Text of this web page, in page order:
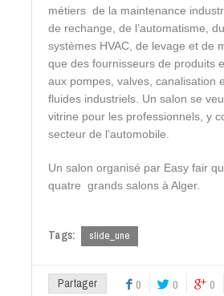
métiers de la maintenance
de rechange, de l’automatisme,
systèmes HVAC, de levage et de
que des fournisseurs de produits
aux pompes, valves, canalisation
fluides industriels. Un salon se
vitrine pour les professionnels, y
secteur de l’automobile.
Un salon organisé par Easy fair
quatre grands salons à Alger.
Tags: slide_une
Partager 0 0 0